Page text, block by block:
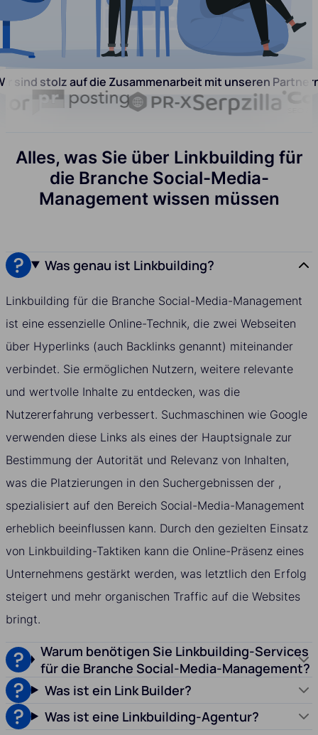
sind stolz auf die Zusammenarbeit mit unseren
Alles, was Sie über Linkbuilding für
die Branche Social-Media-
Management wissen müssen
Was genau ist Linkbuilding?
Linkbuilding für die Branche Social-Media-Management
ist eine essenzielle Online-Technik, die zwei Webseiten
über Hyperlinks (auch Backlinks genannt) miteinander
verbindet. Sie ermöglichen Nutzern, weitere relevante
und wertvolle Inhalte zu entdecken, was die
Nutzererfahrung verbessert. Suchmaschinen wie Google
verwenden diese Links als eines der Hauptsignale zur
Bestimmung der Autorität und Relevanz von Inhalten,
was die Platzierungen in den Suchergebnissen der ,
spezialisiert auf den Bereich Social-Media-Management
erheblich beeinflussen kann. Durch den gezielten Einsatz
von Linkbuilding-Taktiken kann die Online-Präsenz eines
Unternehmens gestärkt werden, was letztlich den Erfolg
steigert und mehr organischen Traffic auf die Websites
bringt.
Warum benötigen Sie Linkbuilding-Services
für die Branche Social-Media-Management?
Was ist ein Link Builder?
Was ist eine Linkbuilding-Agentur?